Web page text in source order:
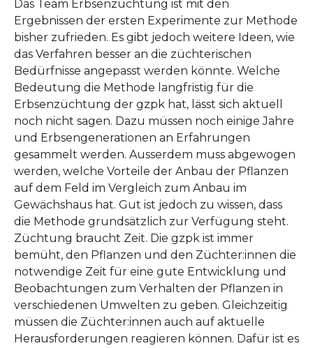
Das Team Erbsenzüchtung ist mit den
Ergebnissen der ersten Experimente zur Methode
bisher zufrieden. Es gibt jedoch weitere Ideen, wie
das Verfahren besser an die züchterischen
Bedürfnisse angepasst werden könnte. Welche
Bedeutung die Methode langfristig für die
Erbsenzüchtung der gzpk hat, lässt sich aktuell
noch nicht sagen. Dazu müssen noch einige Jahre
und Erbsengenerationen an Erfahrungen
gesammelt werden. Ausserdem muss abgewogen
werden, welche Vorteile der Anbau der Pflanzen
auf dem Feld im Vergleich zum Anbau im
Gewächshaus hat. Gut ist jedoch zu wissen, dass
die Methode grundsätzlich zur Verfügung steht.
Züchtung braucht Zeit. Die gzpk ist immer
bemüht, den Pflanzen und den Züchter:innen die
notwendige Zeit für eine gute Entwicklung und
Beobachtungen zum Verhalten der Pflanzen in
verschiedenen Umwelten zu geben. Gleichzeitig
müssen die Züchter:innen auch auf aktuelle
Herausforderungen reagieren können. Dafür ist es